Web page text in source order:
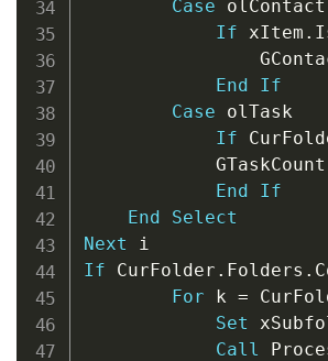
Case olContact
If xItem .
End
If
Case olTask
If
            GTaskCount
End
If
End
Select
Next
If CurFolder . Folders .
For k =
Set
Call